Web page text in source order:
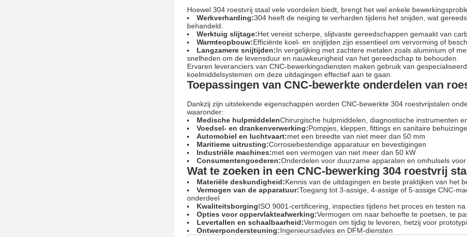
Hoewel 304 roestvrij staal vele voordelen biedt, brengt het wel enkele
Werkverharding:304 heeft de neiging te verharden tijdens het snijden, wat
behandeld.
Werktuig slijtage:Het vereist scherpe, slijtvaste gereedschappen gemaakt van
Warmteopbouw:Efficiënte koel- en snijtijden zijn essentieel om vervorming of
Langzamere snijtijden:In vergelijking met zachtere metalen zoals aluminium of
snelheden om de levensduur en nauwkeurigheid van het gereedschap te behouden.
Ervaren leveranciers van CNC-bewerkingsdiensten maken gebruik van
koelmiddelsystemen om deze uitdagingen effectief aan te gaan.
Toepassingen van CNC-bewerkte onderdelen van
Dankzij zijn uitstekende eigenschappen worden CNC-bewerkte 304 roestvrijstalen
waaronder:
Medische hulpmiddelenChirurgische hulpmiddelen, diagnostische instrumenten
Voedsel- en drankenverwerking:Pompjes, kleppen, fittings en sanitaire
Automobiel en luchtvaart:met een breedte van niet meer dan 50 mm
Maritieme uitrusting:Corrosiebestendige apparatuur en bevestigingen
Industriële machines:met een vermogen van niet meer dan 50 kW
Consumentengoederen:Onderdelen voor duurzame apparaten en omhulsels
Wat te zoeken in een CNC-bewerking 304 roestvrij
Materiële deskundigheid:Kennis van de uitdagingen en beste praktijken van het
Vermogen van de apparatuur:Toegang tot 3-assige, 4-assige of 5-assige CNC-
onderdeel
KwaliteitsborgingISO 9001-certificering, inspecties tijdens het proces en testen
Opties voor oppervlakteafwerking:Vermogen om naar behoefte te poetsen, te
Levertallen en schaalbaarheid:Vermogen om tijdig te leveren, hetzij voor
Ontwerpondersteuning:Ingenieursadvies en DFM-diensten